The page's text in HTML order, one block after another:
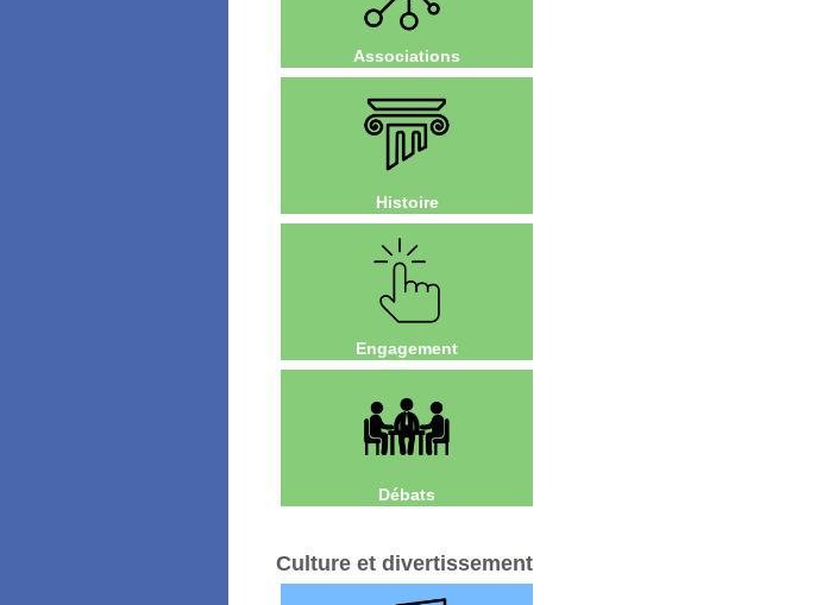
Associations
Histoire
Engagement
Débats
Culture et divertissement